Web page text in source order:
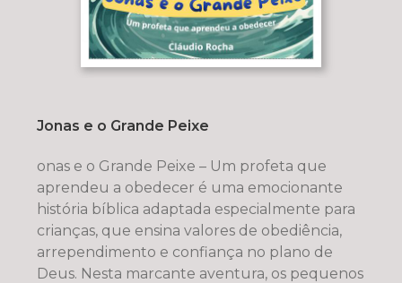
Jonas e o Grande Peixe
onas e o Grande Peixe – Um profeta que
aprendeu a obedecer é uma emocionante
história bíblica adaptada especialmente para
crianças, que ensina valores de obediência,
arrependimento e confiança no plano de
Deus. Nesta marcante aventura, os pequenos